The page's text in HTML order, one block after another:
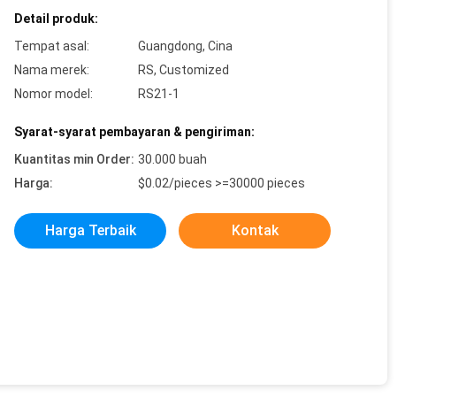
Detail produk:
Tempat asal:
Guangdong, Cina
Nama merek:
RS, Customized
Nomor model:
RS21-1
Syarat-syarat pembayaran & pengiriman:
Kuantitas min Order: 30.000 buah
Harga:
$0.02/pieces >=30000 pieces
Harga Terbaik Kontak